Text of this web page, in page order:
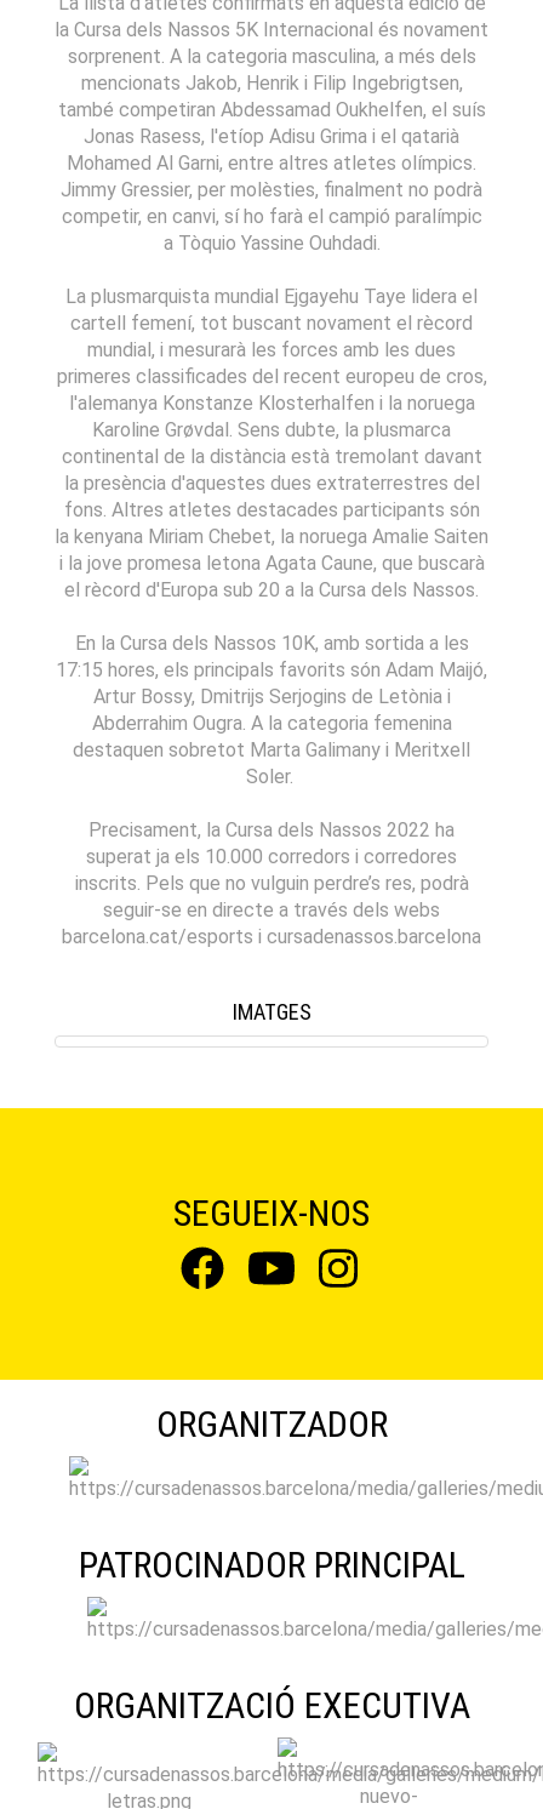
la Cursa dels Nassos 5K Internacional és novament
sorprenent. A la categoria masculina, a més dels
mencionats Jakob, Henrik i Filip Ingebrigtsen,
també competiran Abdessamad Oukhelfen, el suís
Jonas Rasess, l'etíop Adisu Grima i el qatarià
Mohamed Al Garni, entre altres atletes olímpics.
Jimmy Gressier, per molèsties, finalment no podrà
competir, en canvi, sí ho farà el campió paralímpic
a Tòquio Yassine Ouhdadi.
La plusmarquista mundial Ejgayehu Taye lidera el
cartell femení, tot buscant novament el rècord
mundial, i mesurarà les forces amb les dues
primeres classificades del recent europeu de cros,
l'alemanya Konstanze Klosterhalfen i la noruega
Karoline Grøvdal. Sens dubte, la plusmarca
continental de la distància està tremolant davant
la presència d'aquestes dues extraterrestres del
fons. Altres atletes destacades participants són
la kenyana Miriam Chebet, la noruega Amalie Saiten
i la jove promesa letona Agata Caune, que buscarà
el rècord d'Europa sub 20 a la Cursa dels Nassos.
En la Cursa dels Nassos 10K, amb sortida a les
17:15 hores, els principals favorits són Adam Maijó,
Artur Bossy, Dmitrijs Serjogins de Letònia i
Abderrahim Ougra. A la categoria femenina
destaquen sobretot Marta Galimany i Meritxell
Soler.
Precisament, la Cursa dels Nassos 2022 ha
superat ja els 10.000 corredors i corredores
inscrits. Pels que no vulguin perdre’s res, podrà
seguir-se en directe a través dels webs
barcelona.cat/esports i cursadenassos.barcelona
IMATGES
SEGUEIX-NOS
ORGANITZADOR
PATROCINADOR PRINCIPAL
ORGANITZACIÓ EXECUTIVA